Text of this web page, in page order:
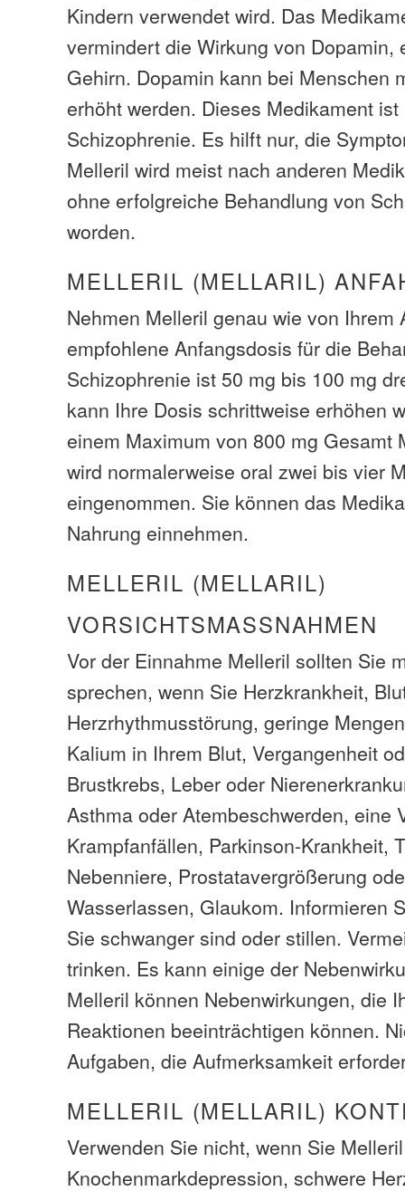
Kindern verwendet wird. Das
vermindert die Wirkung von Dopamin,
Gehirn. Dopamin kann bei Menschen
erhöht werden. Dieses Medikament
Schizophrenie. Es hilft nur, die
Melleril wird meist nach anderen
ohne erfolgreiche Behandlung von
worden.
MELLERIL (MELLARIL)
Nehmen Melleril genau wie von Ihrem
empfohlene Anfangsdosis für die
Schizophrenie ist 50 mg bis 100 mg
kann Ihre Dosis schrittweise erhöhen
einem Maximum von 800 mg Gesamt
wird normalerweise oral zwei bis vier
eingenommen. Sie können das
Nahrung einnehmen.
MELLERIL (MELLARIL)
VORSICHTSMASSNAHMEN
Vor der Einnahme Melleril sollten Sie
sprechen, wenn Sie Herzkrankheit,
Herzrhythmusstörung, geringe
Kalium in Ihrem Blut, Vergangenheit
Brustkrebs, Leber oder
Asthma oder Atembeschwerden, eine
Krampfanfällen, Parkinson-Krankheit,
Nebenniere, Prostatavergrößerung
Wasserlassen, Glaukom. Informieren
Sie schwanger sind oder stillen.
trinken. Es kann einige der
Melleril können Nebenwirkungen, die
Reaktionen beeinträchtigen können.
Aufgaben, die Aufmerksamkeit
MELLERIL (MELLARIL)
Verwenden Sie nicht, wenn Sie
Knochenmarkdepression, schwere